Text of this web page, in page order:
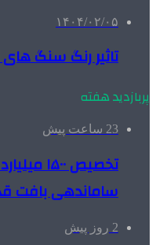
۱۴۰۴/۰۲/۰۵
تاثیر رنگ سنگ های
پربازدید هفته
23 ساعت پیش
تخصیص
ساماندهی بافت
2 روز پیش